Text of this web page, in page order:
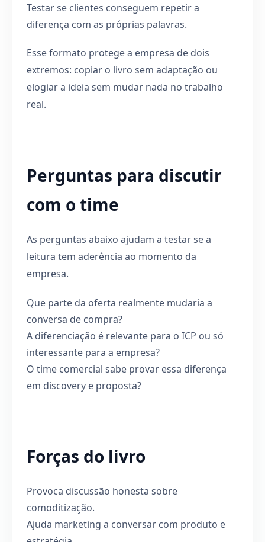
Testar se clientes conseguem repetir a
diferença com as próprias palavras.
Esse formato protege a empresa de dois
extremos: copiar o livro sem adaptação ou
elogiar a ideia sem mudar nada no trabalho
real.
Perguntas para discutir
com o time
As perguntas abaixo ajudam a testar se a
leitura tem aderência ao momento da
empresa.
Que parte da oferta realmente mudaria a
conversa de compra?
A diferenciação é relevante para o ICP ou só
interessante para a empresa?
O time comercial sabe provar essa diferença
em discovery e proposta?
Forças do livro
Provoca discussão honesta sobre
comoditização.
Ajuda marketing a conversar com produto e